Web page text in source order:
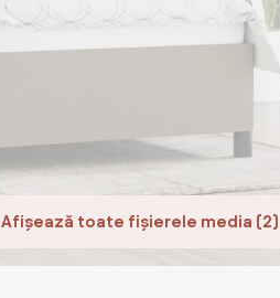
Afișează toate fișierele media (2)